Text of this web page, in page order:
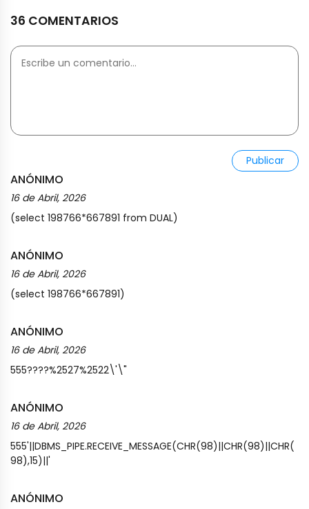
36 COMENTARIOS
Publicar
ANÓNIMO
16 de Abril, 2026
(select 198766*667891 from DUAL)
ANÓNIMO
16 de Abril, 2026
(select 198766*667891)
ANÓNIMO
16 de Abril, 2026
555????%2527%2522\'\"
ANÓNIMO
16 de Abril, 2026
555'||DBMS_PIPE.RECEIVE_MESSAGE(CHR(98)||CHR(98)||CHR(
98),15)||'
ANÓNIMO